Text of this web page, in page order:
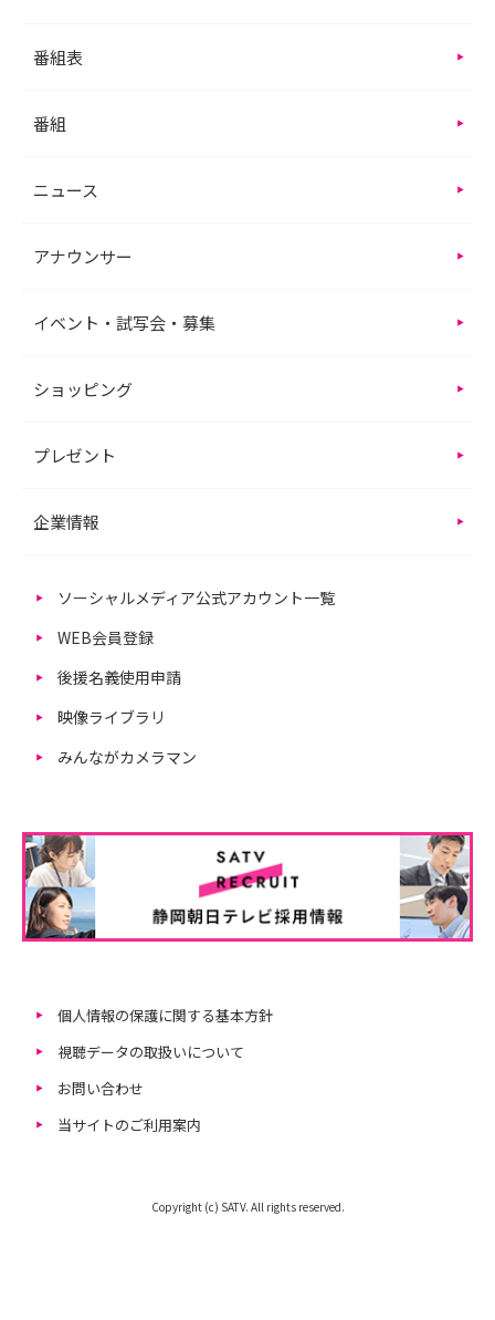
番組表
番組
ニュース
アナウンサー
イベント・試写会・募集
ショッピング
プレゼント
企業情報
ソーシャルメディア公式アカウント一覧
WEB会員登録
後援名義使用申請
映像ライブラリ
みんながカメラマン
個人情報の保護に関する基本方針
視聴データの取扱いについて
お問い合わせ
当サイトのご利用案内
Copyright (c) SATV. All rights reserved.